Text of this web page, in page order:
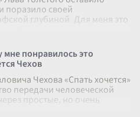
поразило своей
глубиной. Для меня это
понравилось это
Чехов
Чехова «Спать хочется»
передачи человеческой
простые, но очень